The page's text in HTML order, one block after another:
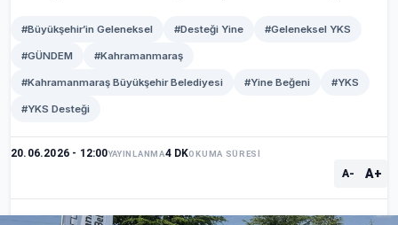
#Büyükşehir’in Geleneksel #Desteği Yine #Geleneksel YKS
#GÜNDEM #Kahramanmaraş
#Kahramanmaraş Büyükşehir Belediyesi #Yine Beğeni #YKS
#YKS Desteği
20.06.2026 - 12:00YAYINLANMA4 DKOKUMA SÜRESİ
A- A+